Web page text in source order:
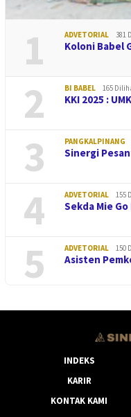
1 ADVETORIAL 381
Koloni Babel
2 BI BABEL 165
KKI 2025 :
3 PANGKALPINANG
Sinergi
4 ADVETORIAL 155
Sekda Mie
5 ADVETORIAL 150
Asisten
INDEKS
KARIR
KONTAK KAMI